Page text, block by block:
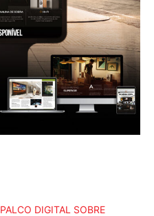
PALCO DIGITAL SOBRE